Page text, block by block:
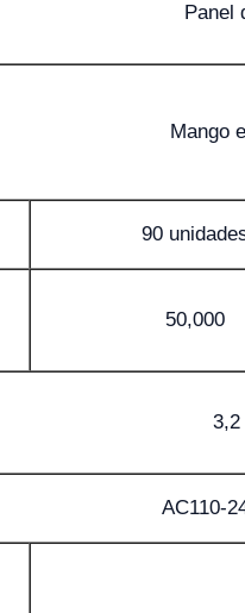
Panel
Mango
90
50,000
3,2
AC110-